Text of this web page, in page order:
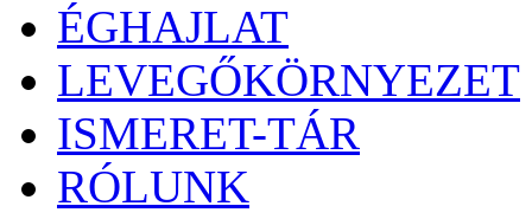
ÉGHAJLAT
LEVEGŐKÖRNYEZET
ISMERET-TÁR
RÓLUNK